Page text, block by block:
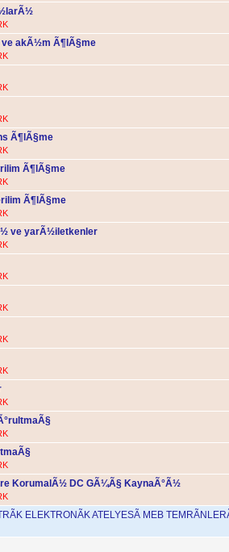
akÃ½m Ã¶lÃ§me
Ã¶lÃ§me
Ã¶lÃ§me
Ã¶lÃ§me
ve yarÃ½iletkenler
KorumalÃ½ DC GÃ¼Ã§ KaynaÃ°Ã½
ELEKTRONÃK ATELYESÃ MEB